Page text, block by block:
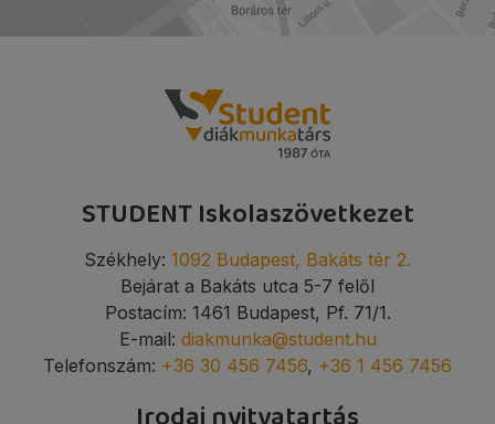
STUDENT Iskolaszövetkezet
Székhely: 1092 Budapest, Bakáts tér 2.
Bejárat a Bakáts utca 5-7 felől
Postacím: 1461 Budapest, Pf. 71/1.
E-mail: diakmunka@student.hu
Telefonszám: +36 30 456 7456, +36 1 456 7456